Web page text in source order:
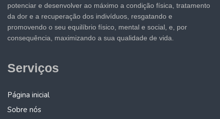
potenciar e desenvolver ao máximo a condição física, tratamento
da dor e a recuperação dos indivíduos, resgatando e
promovendo o seu equilíbrio físico, mental e social, e, por
consequência, maximizando a sua qualidade de vida.
Serviços
Página inicial
Sobre nós